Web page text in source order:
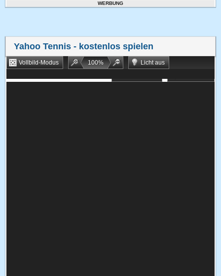
WERBUNG
Yahoo Tennis - kostenlos spielen
Vollbild-Modus 100%
Licht aus